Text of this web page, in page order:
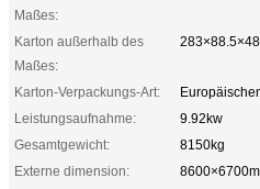
Maßes:
Karton außerhalb des
Maßes:
Karton-Verpackungs-Art:
Leistungsaufnahme:
9.92kw
Gesamtgewicht:
8150kg
Externe dimension: